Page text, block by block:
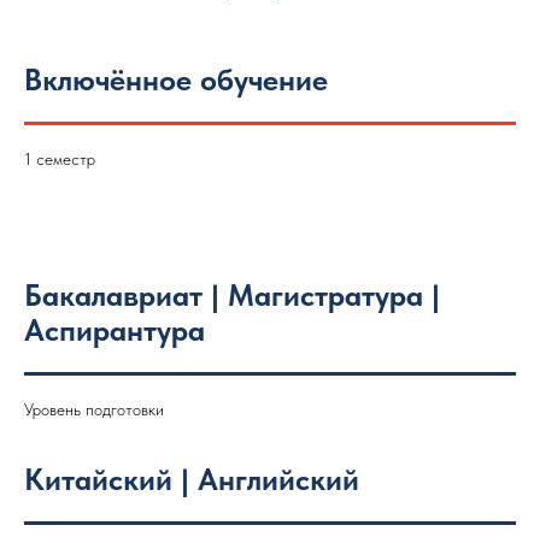
Включённое обучение
1 семестр
Бакалавриат | Магистратура |
Аспирантура
Уровень подготовки
Китайский | Английский